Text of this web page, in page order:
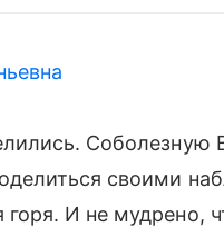
Соболезную
своими
И не мудрено,